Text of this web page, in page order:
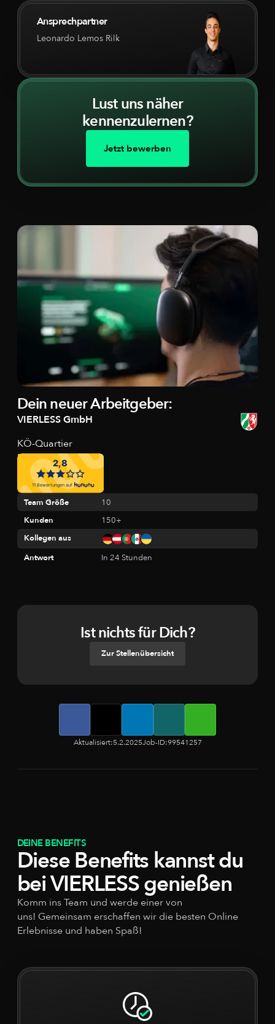
Ansprechpartner
Leonardo Lemos Rilk
Lust uns näher
kennenzulernen?
Jetzt bewerben
Dein neuer Arbeitgeber:
VIERLESS GmbH
KÖ-Quartier
Breite Str. 22
40213 Düsseldorf
Deutschland
Team Größe
10
Kunden
150+
Kollegen aus
Antwort
In 24 Stunden
Ist nichts für Dich?
Zur Stellenübersicht
Aktualisiert:5.2.2025Job-ID:99541257
DEINE BENEFITS
Diese Benefits kannst du
bei VIERLESS genießen
Komm ins Team und werde einer von
uns! Gemeinsam erschaffen wir die besten Online
Erlebnisse und haben Spaß!